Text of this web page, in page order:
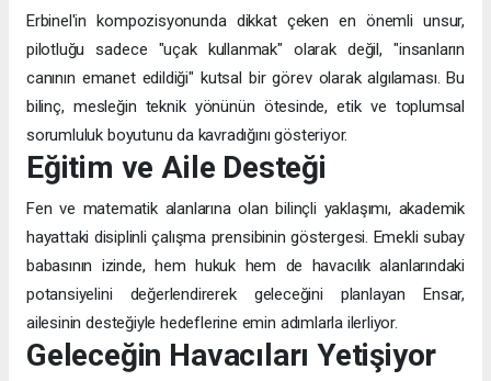
Erbinel'in kompozisyonunda dikkat çeken en önemli unsur,
pilotluğu sadece "uçak kullanmak" olarak değil, "insanların
canının emanet edildiği" kutsal bir görev olarak algılaması. Bu
bilinç, mesleğin teknik yönünün ötesinde, etik ve toplumsal
sorumluluk boyutunu da kavradığını gösteriyor.
Eğitim ve Aile Desteği
Fen ve matematik alanlarına olan bilinçli yaklaşımı, akademik
hayattaki disiplinli çalışma prensibinin göstergesi. Emekli subay
babasının izinde, hem hukuk hem de havacılık alanlarındaki
potansiyelini değerlendirerek geleceğini planlayan Ensar,
ailesinin desteğiyle hedeflerine emin adımlarla ilerliyor.
Geleceğin Havacıları Yetişiyor